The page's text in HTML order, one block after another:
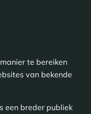
te bereiken
van bekende
een breder publiek